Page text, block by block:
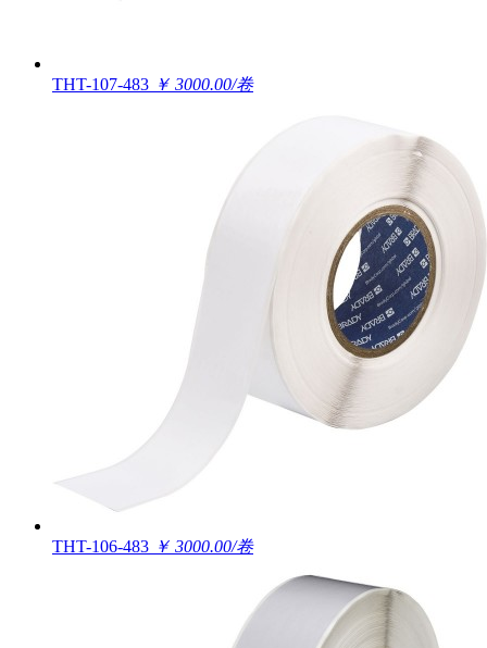
THT-107-483 ￥ 3000.00/卷
THT-106-483 ￥ 3000.00/卷